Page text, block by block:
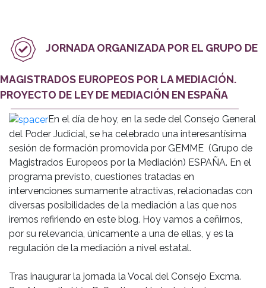
JORNADA ORGANIZADA POR EL GRUPO DE
MAGISTRADOS EUROPEOS POR LA MEDIACIÓN.
PROYECTO DE LEY DE MEDIACIÓN EN ESPAÑA
En el día de hoy, en la sede del Consejo General
del Poder Judicial, se ha celebrado una interesantísima
sesión de formación promovida por GEMME (Grupo de
Magistrados Europeos por la Mediación) ESPAÑA. En el
programa previsto, cuestiones tratadas en
intervenciones sumamente atractivas, relacionadas con
diversas posibilidades de la mediación a las que nos
iremos refiriendo en este blog. Hoy vamos a ceñirnos,
por su relevancia, únicamente a una de ellas, y es la
regulación de la mediación a nivel estatal.
Tras inaugurar la jornada la Vocal del Consejo Excma.